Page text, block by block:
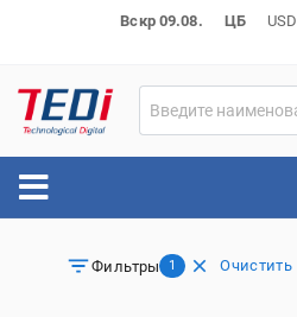
Вскр 09.08. ЦБ USD
Фильтры 1 Очистить